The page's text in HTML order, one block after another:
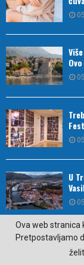
U
U
Ova web stranica
Pretpostavljamo